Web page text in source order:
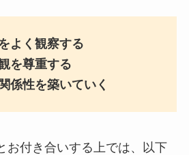
よく観察する
を尊重する
係性を築いていく
お付き合いする上では、以下